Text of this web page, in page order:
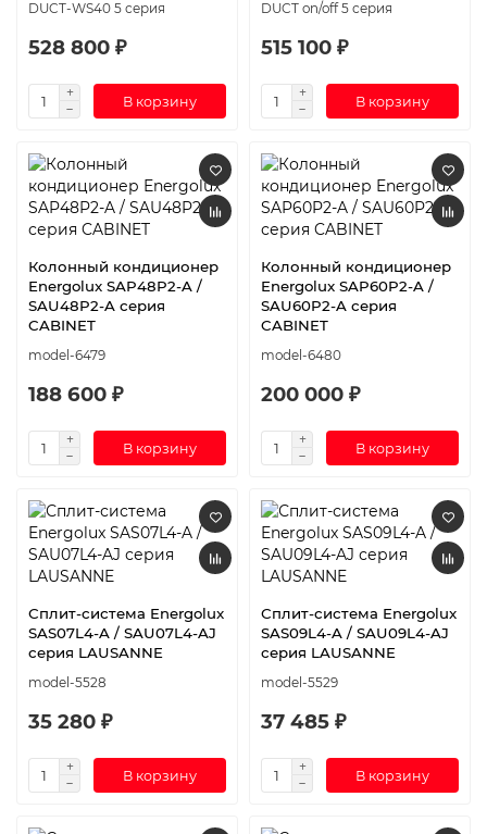
DUCT-WS40 5 серия
528 800 ₽
В корзину
DUCT on/off 5 серия
515 100 ₽
В корзину
Колонный кондиционер
Energolux SAP48P2-A /
SAU48P2-A серия
CABINET
model-6479
188 600 ₽
В корзину
Колонный кондиционер
Energolux SAP60P2-A /
SAU60P2-A серия
CABINET
model-6480
200 000 ₽
В корзину
Сплит-система Energolux
SAS07L4-A / SAU07L4-AJ
серия LAUSANNE
model-5528
35 280 ₽
В корзину
Сплит-система Energolux
SAS09L4-A / SAU09L4-AJ
серия LAUSANNE
model-5529
37 485 ₽
В корзину